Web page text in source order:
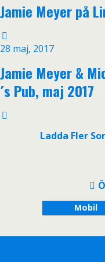
Jamie Meyer på
28 maj, 2017
Jamie Meyer &
´s Pub, maj 2017
Ladda Fler
Mobil